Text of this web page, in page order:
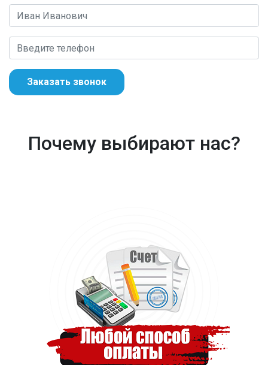
Заказать звонок
Почему выбирают нас?